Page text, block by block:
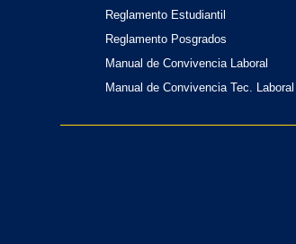
Reglamento Estudiantil
Reglamento Posgrados
Manual de Convivencia Laboral
Manual de Convivencia Tec. Laboral